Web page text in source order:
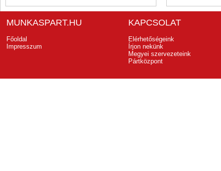
MUNKASPART.HU
Főoldal
Impresszum
KAPCSOLAT
Elérhetőségeink
Írjon nekünk
Megyei szervezeteink
Pártközpont